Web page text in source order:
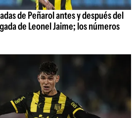
de Peñarol antes y después del
de Leonel Jaime; los números